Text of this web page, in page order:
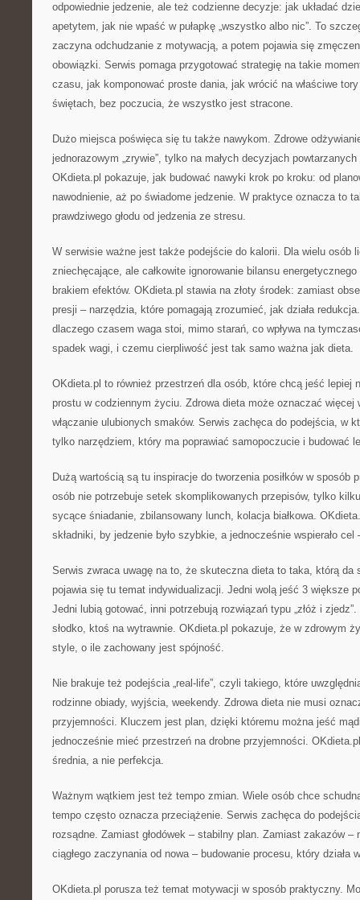
odpowiednie jedzenie, ale też codzienne decyzje: jak układać
apetytem, jak nie wpaść w pułapkę „wszystko albo nic”. To
zaczyna odchudzanie z motywacją, a potem pojawia się
obowiązki. Serwis pomaga przygotować strategię na takie
czasu, jak komponować proste dania, jak wrócić na właściwe
świętach, bez poczucia, że wszystko jest stracone.
Dużo miejsca poświęca się tu także nawykom. Zdrowe
jednorazowym „zrywie”, tylko na małych decyzjach
OKdieta.pl pokazuje, jak budować nawyki krok po kroku: od
nawodnienie, aż po świadome jedzenie. W praktyce oznacza to
prawdziwego głodu od jedzenia ze stresu.
W serwisie ważne jest także podejście do kalorii. Dla wielu osób
zniechęcające, ale całkowite ignorowanie bilansu
brakiem efektów. OKdieta.pl stawia na złoty środek: zamiast
presji – narzędzia, które pomagają zrozumieć, jak działa
dlaczego czasem waga stoi, mimo starań, co wpływa na
spadek wagi, i czemu cierpliwość jest tak samo ważna jak dieta.
OKdieta.pl to również przestrzeń dla osób, które chcą jeść lepiej
prostu w codziennym życiu. Zdrowa dieta może oznaczać więcej
włączanie ulubionych smaków. Serwis zachęca do podejścia, w
tylko narzędziem, który ma poprawiać samopoczucie i budować
Dużą wartością są tu inspiracje do tworzenia posiłków w sposób
osób nie potrzebuje setek skomplikowanych przepisów, tylko
sycące śniadanie, zbilansowany lunch, kolacja białkowa.
składniki, by jedzenie było szybkie, a jednocześnie wspierało
Serwis zwraca uwagę na to, że skuteczna dieta to taka, którą da
pojawia się tu temat indywidualizacji. Jedni wolą jeść 3 większe
Jedni lubią gotować, inni potrzebują rozwiązań typu „złóż i
słodko, ktoś na wytrawnie. OKdieta.pl pokazuje, że w zdrowym
style, o ile zachowany jest spójność.
Nie brakuje też podejścia „real-life”, czyli takiego, które
rodzinne obiady, wyjścia, weekendy. Zdrowa dieta nie musi
przyjemności. Kluczem jest plan, dzięki któremu można jeść
jednocześnie mieć przestrzeń na drobne przyjemności.
średnia, a nie perfekcja.
Ważnym wątkiem jest też tempo zmian. Wiele osób chce
tempo często oznacza przeciążenie. Serwis zachęca do
rozsądne. Zamiast głodówek – stabilny plan. Zamiast zakazów –
ciągłego zaczynania od nowa – budowanie procesu, który działa
OKdieta.pl porusza też temat motywacji w sposób praktyczny.